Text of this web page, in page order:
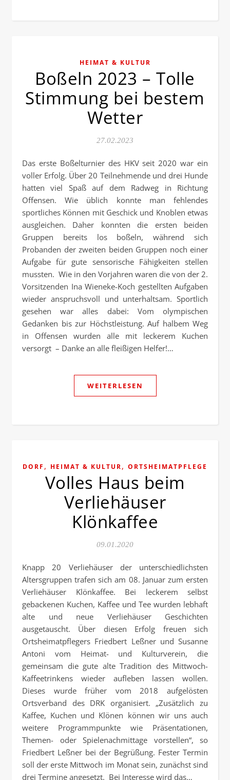
HEIMAT & KULTUR
Boßeln 2023 – Tolle
Stimmung bei bestem
Wetter
27.02.2023
Das erste Boßelturnier des HKV seit 2020 war ein
voller Erfolg. Über 20 Teilnehmende und drei Hunde
hatten viel Spaß auf dem Radweg in Richtung
Offensen. Wie üblich konnte man fehlendes
sportliches Können mit Geschick und Knoblen etwas
ausgleichen. Daher konnten die ersten beiden
Gruppen bereits los boßeln, während sich
Probanden der zweiten beiden Gruppen noch einer
Aufgabe für gute sensorische Fähigkeiten stellen
mussten. Wie in den Vorjahren waren die von der 2.
Vorsitzenden Ina Wieneke-Koch gestellten Aufgaben
wieder anspruchsvoll und unterhaltsam. Sportlich
gesehen war alles dabei: Vom olympischen
Gedanken bis zur Höchstleistung. Auf halbem Weg
in Offensen wurden alle mit leckerem Kuchen
versorgt – Danke an alle fleißigen Helfer!…
WEITERLESEN
DORF , HEIMAT & KULTUR, ORTSHEIMATPFLEGE
Volles Haus beim
Verliehäuser
Klönkaffee
09.01.2020
Knapp 20 Verliehäuser der unterschiedlichsten
Altersgruppen trafen sich am 08. Januar zum ersten
Verliehäuser Klönkaffee. Bei leckerem selbst
gebackenen Kuchen, Kaffee und Tee wurden lebhaft
alte und neue Verliehäuser Geschichten
ausgetauscht. Über diesen Erfolg freuen sich
Ortsheimatpflegers Friedbert Leßner und Susanne
Antoni vom Heimat- und Kulturverein, die
gemeinsam die gute alte Tradition des Mittwoch-
Kaffeetrinkens wieder aufleben lassen wollen.
Dieses wurde früher vom 2018 aufgelösten
Ortsverband des DRK organisiert. „Zusätzlich zu
Kaffee, Kuchen und Klönen können wir uns auch
weitere Programmpunkte wie Präsentationen,
Themen- oder Spielenachmittage vorstellen“, so
Friedbert Leßner bei der Begrüßung. Fester Termin
soll der erste Mittwoch im Monat sein, zunächst sind
drei Termine angesetzt. Bei Interesse wird das…